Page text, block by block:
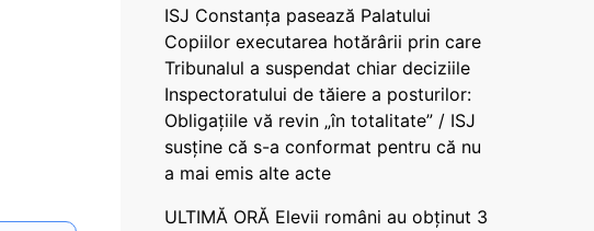
ISJ Constanța pasează Palatului
Copiilor executarea hotărârii prin care
Tribunalul a suspendat chiar deciziile
Inspectoratului de tăiere a posturilor:
Obligațiile vă revin „în totalitate” / ISJ
susține că s-a conformat pentru că nu
a mai emis alte acte
ULTIMĂ ORĂ Elevii români au obținut 3